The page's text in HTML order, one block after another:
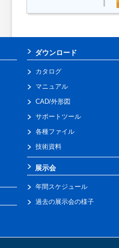
ダウンロード
カタログ
マニュアル
CAD/外形図
サポートツール
各種ファイル
技術資料
展示会
年間スケジュール
過去の展示会の様子